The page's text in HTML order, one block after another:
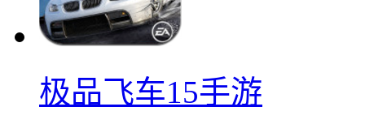
极品飞车15手游